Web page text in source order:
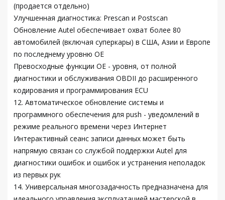
(продается отдельно)
Улучшенная диагностика: Prescan и Postscan
Обновление Autel обеспечивает охват более 80
автомобилей (включая суперкары) в США, Азии и Европе
по последнему уровню OE
Превосходные функции OE - уровня, от полной
диагностики и обслуживания OBDII до расширенного
кодирования и программирования ECU
12. Автоматическое обновление системы и
программного обеспечения для push - уведомлений в
режиме реального времени через Интернет
Интерактивный сеанс записи данных может быть
напрямую связан со службой поддержки Autel для
диагностики ошибок и ошибок и устранения неполадок
из первых рук
14. Универсальная многозадачность предназначена для